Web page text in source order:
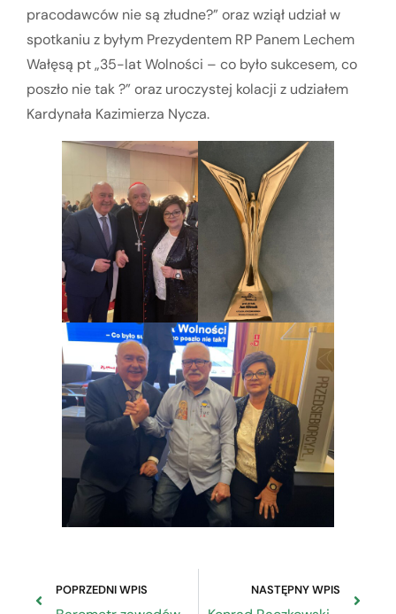
pracodawców nie są złudne?” oraz wziął udział w
spotkaniu z byłym Prezydentem RP Panem Lechem
Wałęsą pt „35-lat Wolności – co było sukcesem, co
poszło nie tak ?” oraz uroczystej kolacji z udziałem
Kardynała Kazimierza Nycza.
POPRZEDNI WPIS NASTĘPNY WPIS